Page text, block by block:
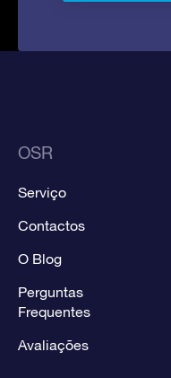
OSR
Serviço
Contactos
O Blog
Perguntas
Frequentes
Avaliações